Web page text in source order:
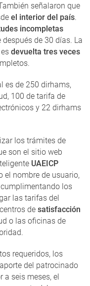
señalaron que
el interior del país.
incompletas
de 30 días. La
devuelta tres veces
es de 250 dirhams,
100 de tarifa de
y 22 dirhams
los trámites de
son el sitio web
UAEICP
el nombre de usuario,
los
las tarifas del
de satisfacción
o las oficinas de
requeridos, los
del patrocinado
a seis meses, el